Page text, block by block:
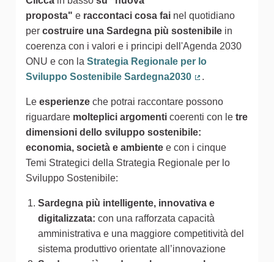
proposta" e raccontaci cosa fai nel quotidiano
per costruire una Sardegna più sostenibile in
coerenza con i valori e i principi dell'Agenda 2030
ONU e con la Strategia Regionale per lo
Sviluppo Sostenibile Sardegna2030
.
Le esperienze che potrai raccontare possono
riguardare molteplici argomenti coerenti con le tre
dimensioni dello sviluppo sostenibile:
economia, società e ambiente e con i cinque
Temi Strategici della Strategia Regionale per lo
Sviluppo Sostenibile:
Sardegna più intelligente, innovativa e
digitalizzata: con una rafforzata capacità
amministrativa e una maggiore competitività del
sistema produttivo orientate all’innovazione